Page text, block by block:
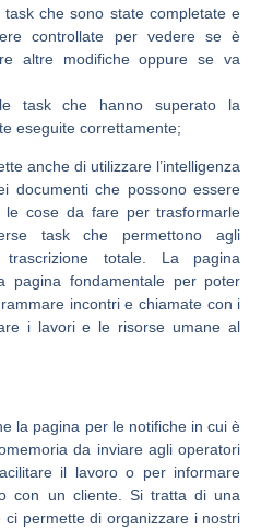
che sono state completate e
controllate per vedere se è
altre modifiche oppure se va
task che hanno superato la
eseguite correttamente;
anche di utilizzare l’intelligenza
documenti che possono essere
cose da fare per trasformarle
task che permettono agli
totale. La pagina
pagina fondamentale per poter
incontri e chiamate con i
i lavori e le risorse umane al
la pagina per le notifiche in cui è
da inviare agli operatori
il lavoro o per informare
con un cliente. Si tratta di una
ci permette di organizzare i nostri